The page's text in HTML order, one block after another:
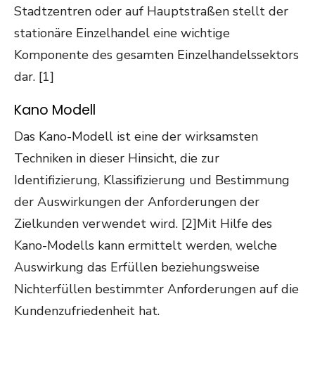
Stadtzentren oder auf Hauptstraßen stellt der
stationäre Einzelhandel eine wichtige
Komponente des gesamten Einzelhandelssektors
dar. [1]
Kano Modell
Das Kano-Modell ist eine der wirksamsten
Techniken in dieser Hinsicht, die zur
Identifizierung, Klassifizierung und Bestimmung
der Auswirkungen der Anforderungen der
Zielkunden verwendet wird. [2]Mit Hilfe des
Kano-Modells kann ermittelt werden, welche
Auswirkung das Erfüllen beziehungsweise
Nichterfüllen bestimmter Anforderungen auf die
Kundenzufriedenheit hat.